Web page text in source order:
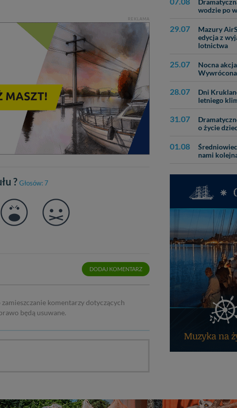
REKLAMA
? Głosów: 7
DODAJ KOMENTARZ
komentarzy dotyczących
będą usuwane.
wodzie po
29.07
Mazury
edycja z
lotnictwa
25.07
Nocna
Wywrócona
28.07
Dni
letniego
31.07
o życie
01.08
nami
możliwe techniczne zrealizowanie Twoich praw w odniesieniu do
umożliwia Ci skasowanie tych plików - w pewnych